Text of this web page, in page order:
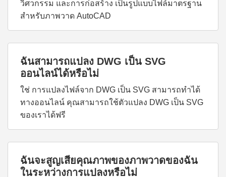
วิศวกรรม และการก่อสร้าง เป็นรูปแบบไฟล์มาตรฐาน
สำหรับภาพวาด AutoCAD
ฉันสามารถแปลง DWG เป็น SVG
ออนไลน์ได้หรือไม่
ใช่ การแปลงไฟล์จาก DWG เป็น SVG สามารถทำได้
ทางออนไลน์ คุณสามารถใช้ตัวแปลง DWG เป็น SVG
ของเราได้ฟรี
ฉันจะสูญเสียคุณภาพของภาพวาดของฉัน
ในระหว่างการแปลงหรือไม่